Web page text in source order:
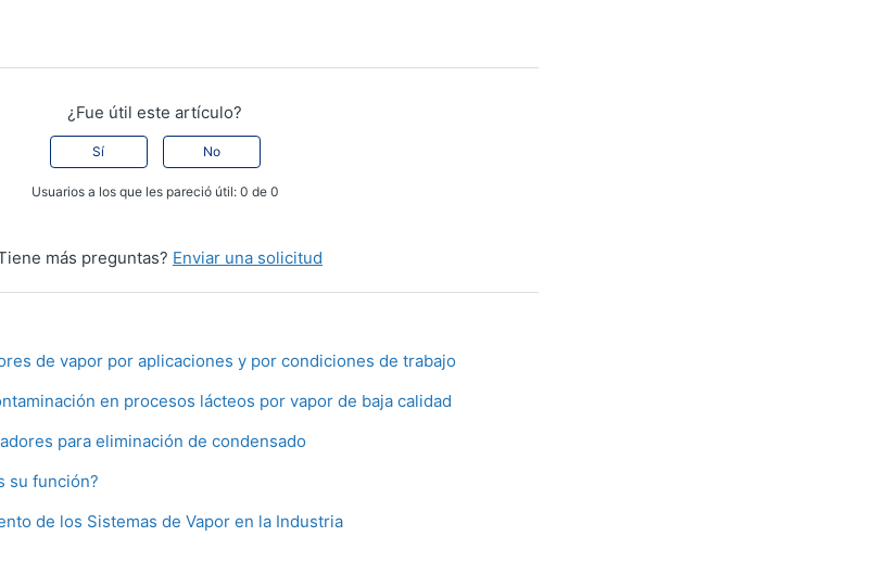
¿Fue útil este artículo?
Sí No
Usuarios a los que les pareció útil: 0 de 0
más preguntas? Enviar una solicitud
de vapor por aplicaciones y por condiciones de trabajo
en procesos lácteos por vapor de baja calidad
para eliminación de condensado
su función?
de los Sistemas de Vapor en la Industria